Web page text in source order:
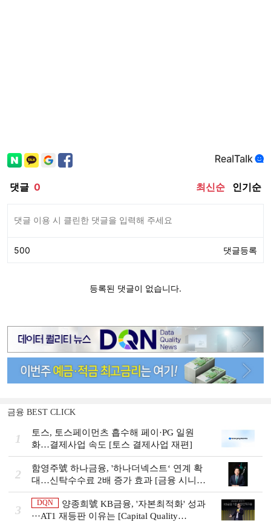
금융 BEST CLICK
1
토스, 토스페이먼츠 흡수해 페이·PG 일원
화…결제사업 속도 [토스 결제사업 재편]
2
함영주號 하나금융, '하나더넥스트‘ 연계 확
대…신탁수수료 2배 증가 효과 [금융 시니어
비즈니스 돋보기]
3
DQN
양종희號 KB금융, '자본최적화' 성과
···AT1 재등판 이유는 [Capital Quality